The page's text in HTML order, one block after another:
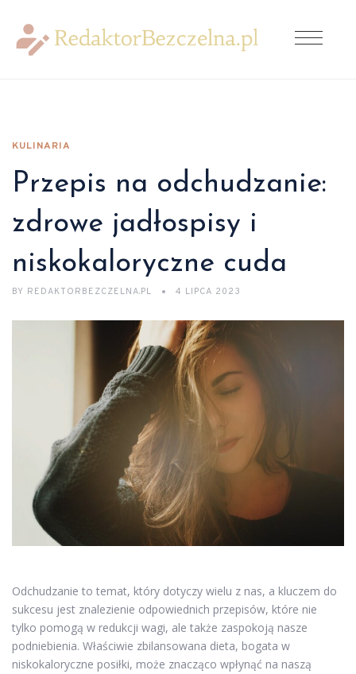
KULINARIA
Przepis na odchudzanie:
zdrowe jadłospisy i
niskokaloryczne cuda
BY REDAKTORBEZCZELNA.PL 4 LIPCA 2023
Odchudzanie to temat, który dotyczy wielu z nas, a kluczem do
sukcesu jest znalezienie odpowiednich przepisów, które nie
tylko pomogą w redukcji wagi, ale także zaspokoją nasze
podniebienia. Właściwie zbilansowana dieta, bogata w
niskokaloryczne posiłki, może znacząco wpłynąć na naszą